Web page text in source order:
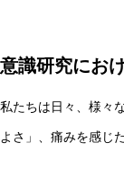
意識研究にお
私たちは日々、様々
よさ」、痛みを感じ